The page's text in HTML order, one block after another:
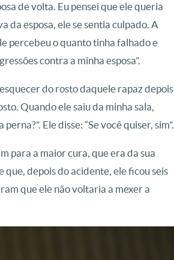
de volta. Eu pensei que ele queria
da esposa, ele se sentia culpado. A
percebeu o quanto tinha falhado e
contra a minha esposa”.
do rosto daquele rapaz depois
Quando ele saiu da minha sala,
Ele disse: “Se você quiser, sim”.
para a maior cura, que era da sua
que, depois do acidente, ele ficou seis
que ele não voltaria a mexer a